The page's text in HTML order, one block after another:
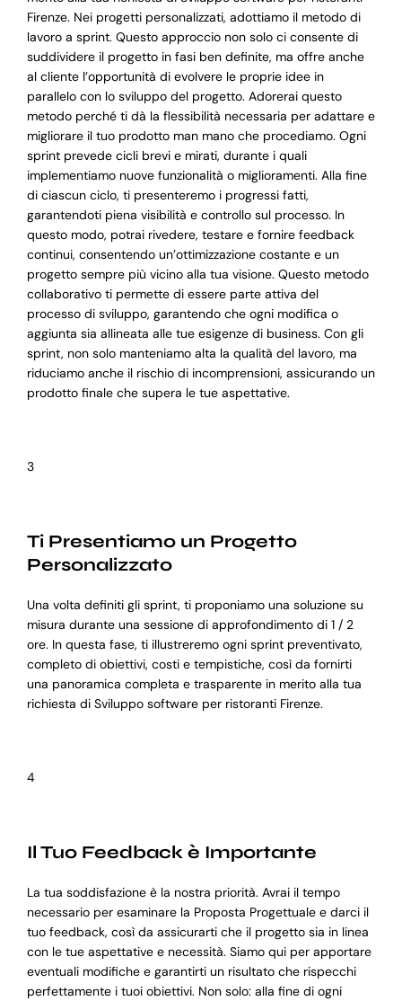
Firenze. Nei progetti personalizzati, adottiamo il metodo di
lavoro a sprint. Questo approccio non solo ci consente di
suddividere il progetto in fasi ben definite, ma offre anche
al cliente l’opportunità di evolvere le proprie idee in
parallelo con lo sviluppo del progetto. Adorerai questo
metodo perché ti dà la flessibilità necessaria per adattare e
migliorare il tuo prodotto man mano che procediamo. Ogni
sprint prevede cicli brevi e mirati, durante i quali
implementiamo nuove funzionalità o miglioramenti. Alla fine
di ciascun ciclo, ti presenteremo i progressi fatti,
garantendoti piena visibilità e controllo sul processo. In
questo modo, potrai rivedere, testare e fornire feedback
continui, consentendo un’ottimizzazione costante e un
progetto sempre più vicino alla tua visione. Questo metodo
collaborativo ti permette di essere parte attiva del
processo di sviluppo, garantendo che ogni modifica o
aggiunta sia allineata alle tue esigenze di business. Con gli
sprint, non solo manteniamo alta la qualità del lavoro, ma
riduciamo anche il rischio di incomprensioni, assicurando un
prodotto finale che supera le tue aspettative.
3
Ti Presentiamo un Progetto
Personalizzato
Una volta definiti gli sprint, ti proponiamo una soluzione su
misura durante una sessione di approfondimento di 1 / 2
ore. In questa fase, ti illustreremo ogni sprint preventivato,
completo di obiettivi, costi e tempistiche, così da fornirti
una panoramica completa e trasparente in merito alla tua
richiesta di Sviluppo software per ristoranti Firenze.
4
Il Tuo Feedback è Importante
La tua soddisfazione è la nostra priorità. Avrai il tempo
necessario per esaminare la Proposta Progettuale e darci il
tuo feedback, così da assicurarti che il progetto sia in linea
con le tue aspettative e necessità. Siamo qui per apportare
eventuali modifiche e garantirti un risultato che rispecchi
perfettamente i tuoi obiettivi. Non solo: alla fine di ogni